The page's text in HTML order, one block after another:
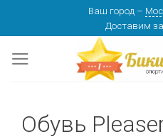
content
Ваш город –
Доставим
Обувь